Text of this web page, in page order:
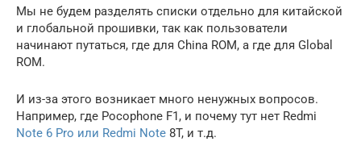
Мы не будем разделять списки отдельно для китайской
и глобальной прошивки, так как пользователи
начинают путаться, где для China ROM, а где для Global
ROM.
И из-за этого возникает много ненужных вопросов.
Например, где Pocophone F1, и почему тут нет Redmi
Note 6 Pro или Redmi Note 8T, и т.д.